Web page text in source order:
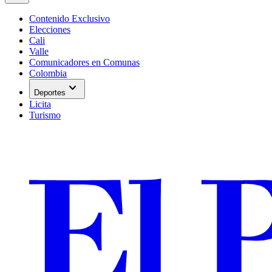
Contenido Exclusivo
Elecciones
Cali
Valle
Comunicadores en Comunas
Colombia
Deportes expand_more
Licita
Turismo